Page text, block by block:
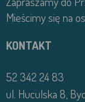
Mieścimy się na
KONTAKT
52 342 24 83
ul. Huculska 8,